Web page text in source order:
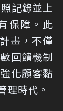
記錄並上
保障。此
畫，不僅
回饋機制
化顧客黏
理時代。